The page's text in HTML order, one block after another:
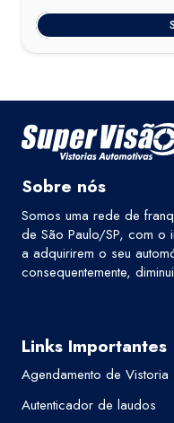
Sobre nós
Somos uma rede de
de São Paulo/SP, com o
a adquirirem o seu
consequentemente,
Links Importantes
Agendamento de Vistoria
Autenticador de laudos